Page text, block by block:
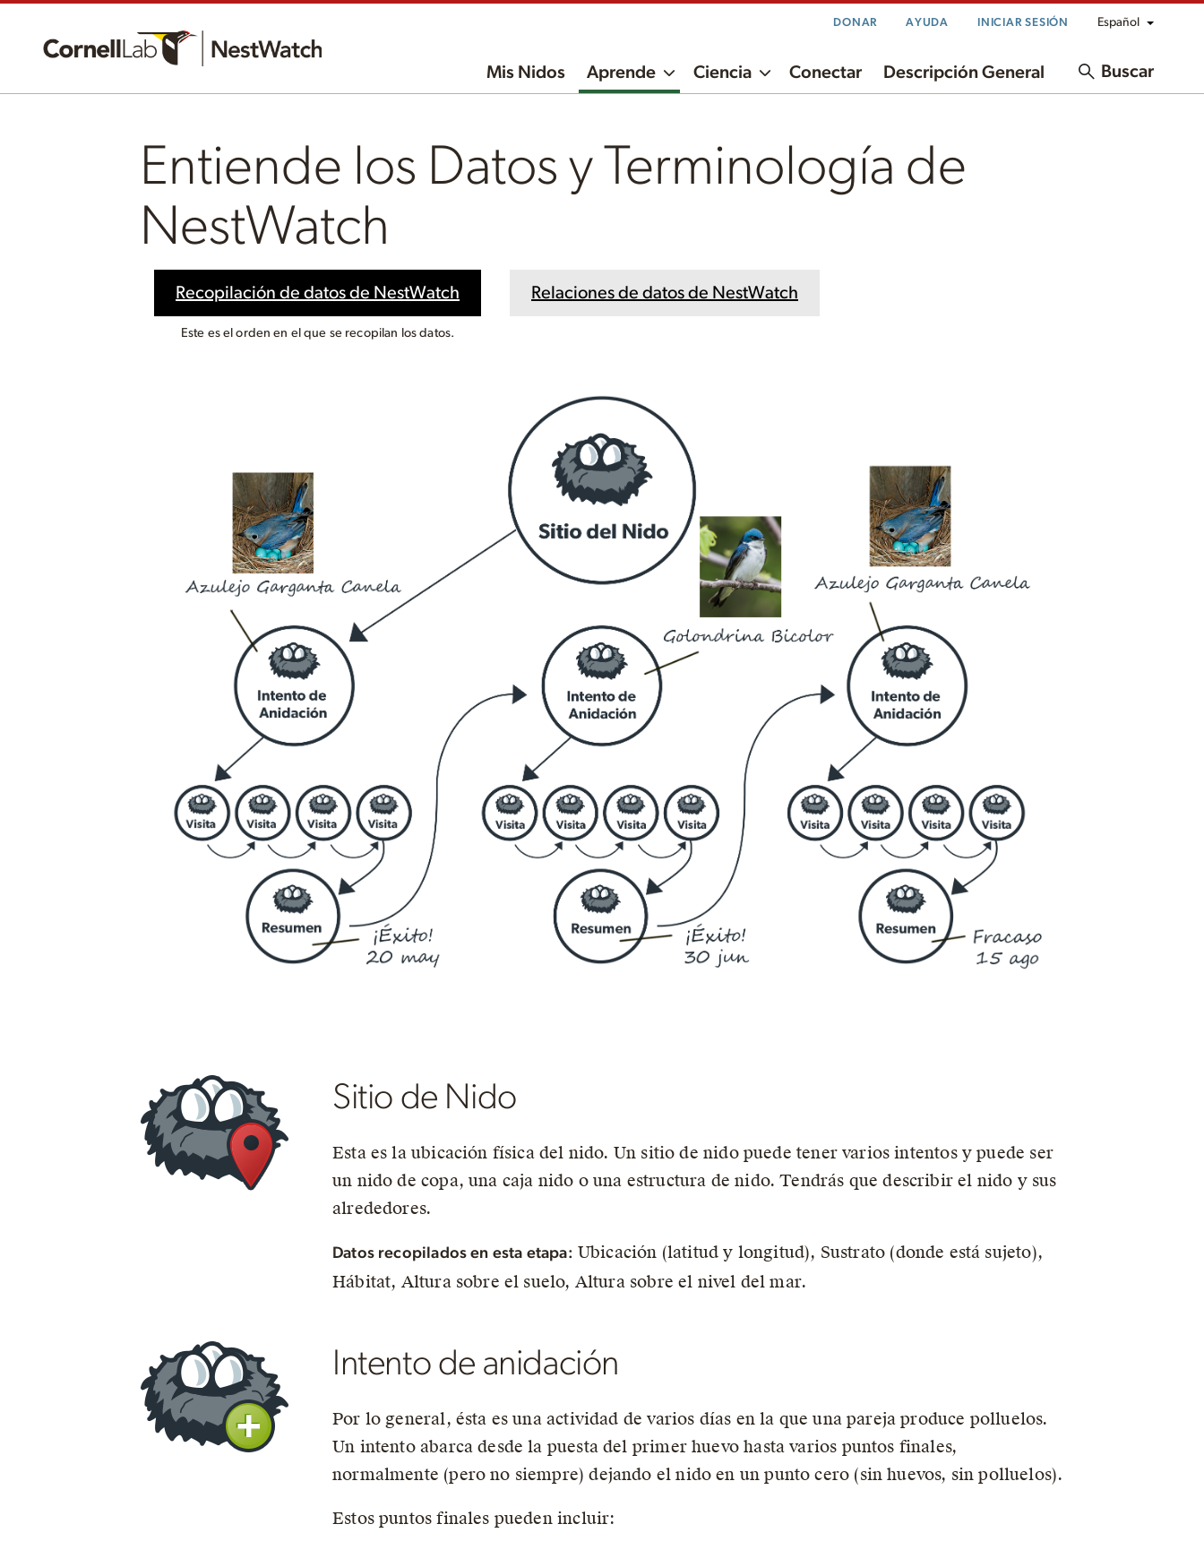
DONAR AYUDA INICIAR SESIÓN Español
Mis Nidos Aprende Ciencia Conectar Descripción General Buscar
Entiende los Datos y Terminología de
NestWatch
Recopilación de datos de NestWatch
Este es el orden en el que se recopilan los datos.
Relaciones de datos de NestWatch
Sitio de Nido
Esta es la ubicación física del nido. Un sitio de nido puede tener varios intentos y puede ser
un nido de copa, una caja nido o una estructura de nido. Tendrás que describir el nido y sus
alrededores.
Datos recopilados en esta etapa: Ubicación (latitud y longitud), Sustrato (donde está sujeto),
Hábitat, Altura sobre el suelo, Altura sobre el nivel del mar.
Intento de anidación
Por lo general, ésta es una actividad de varios días en la que una pareja produce polluelos.
Un intento abarca desde la puesta del primer huevo hasta varios puntos finales,
normalmente (pero no siempre) dejando el nido en un punto cero (sin huevos, sin polluelos).
Estos puntos finales pueden incluir: